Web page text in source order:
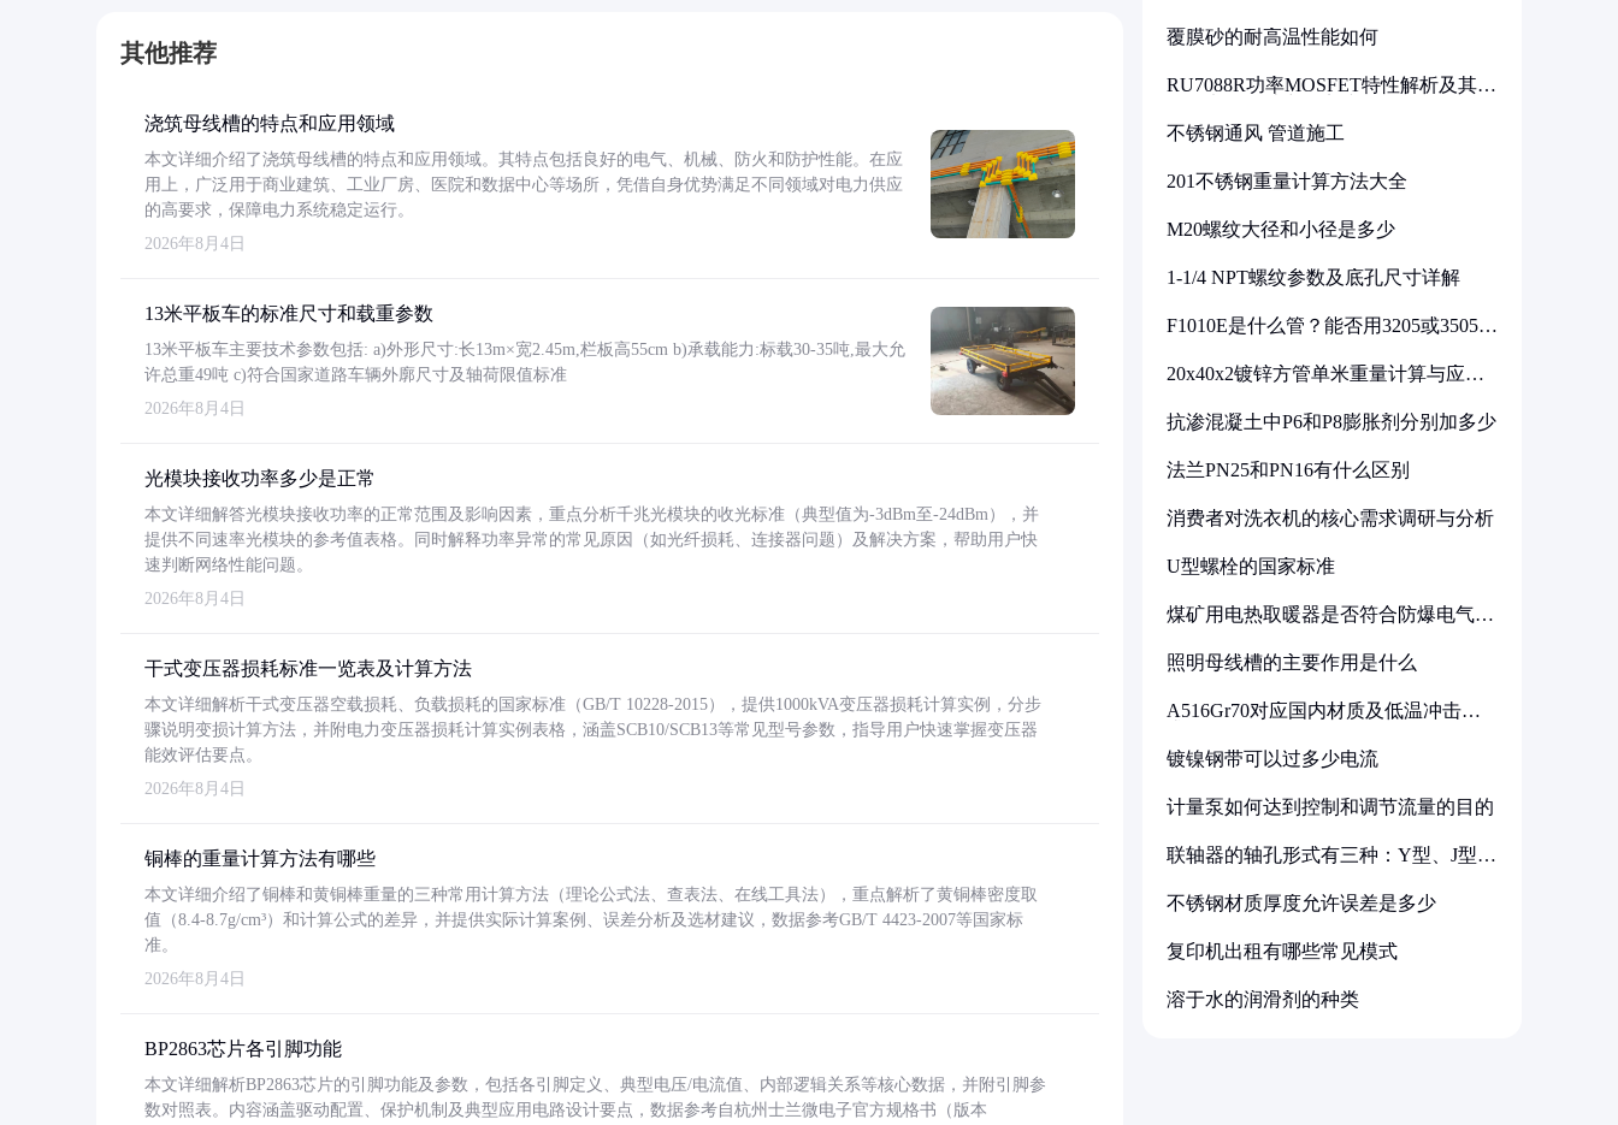
其他推荐
浇筑母线槽的特点和应用领域
本文详细介绍了浇筑母线槽的特点和应用领域。其特点包括良好的电气、机械、防火和防护性能。在应
用上，广泛用于商业建筑、工业厂房、医院和数据中心等场所，凭借自身优势满足不同领域对电力供应
的高要求，保障电力系统稳定运行。
2026年8月4日
13米平板车的标准尺寸和载重参数
13米平板车主要技术参数包括: a)外形尺寸:长13m×宽2.45m,栏板高55cm b)承载能力:标载30-35吨,最大允
许总重49吨 c)符合国家道路车辆外廓尺寸及轴荷限值标准
2026年8月4日
光模块接收功率多少是正常
本文详细解答光模块接收功率的正常范围及影响因素，重点分析千兆光模块的收光标准（典型值为-3dBm至-24dBm），并
提供不同速率光模块的参考值表格。同时解释功率异常的常见原因（如光纤损耗、连接器问题）及解决方案，帮助用户快
速判断网络性能问题。
2026年8月4日
干式变压器损耗标准一览表及计算方法
本文详细解析干式变压器空载损耗、负载损耗的国家标准（GB/T 10228-2015），提供1000kVA变压器损耗计算实例，分步
骤说明变损计算方法，并附电力变压器损耗计算实例表格，涵盖SCB10/SCB13等常见型号参数，指导用户快速掌握变压器
能效评估要点。
2026年8月4日
铜棒的重量计算方法有哪些
本文详细介绍了铜棒和黄铜棒重量的三种常用计算方法（理论公式法、查表法、在线工具法），重点解析了黄铜棒密度取
值（8.4-8.7g/cm³）和计算公式的差异，并提供实际计算案例、误差分析及选材建议，数据参考GB/T 4423-2007等国家标
准。
2026年8月4日
BP2863芯片各引脚功能
本文详细解析BP2863芯片的引脚功能及参数，包括各引脚定义、典型电压/电流值、内部逻辑关系等核心数据，并附引脚参
数对照表。内容涵盖驱动配置、保护机制及典型应用电路设计要点，数据参考自杭州士兰微电子官方规格书（版本
覆膜砂的耐高温性能如何
RU7088R功率MOSFET特性解析及其在
不锈钢通风 管道施工
201不锈钢重量计算方法大全
M20螺纹大径和小径是多少
1-1/4 NPT螺纹参数及底孔尺寸详解
F1010E是什么管？能否用3205或3505代
20x40x2镀锌方管单米重量计算与应用
抗渗混凝土中P6和P8膨胀剂分别加多少
法兰PN25和PN16有什么区别
消费者对洗衣机的核心需求调研与分析
U型螺栓的国家标准
煤矿用电热取暖器是否符合防爆电气设
照明母线槽的主要作用是什么
A516Gr70对应国内材质及低温冲击要
镀镍钢带可以过多少电流
计量泵如何达到控制和调节流量的目的
联轴器的轴孔形式有三种：Y型、J型、
不锈钢材质厚度允许误差是多少
复印机出租有哪些常见模式
溶于水的润滑剂的种类